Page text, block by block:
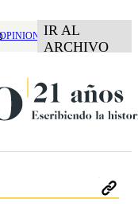
IR AL
ARCHIVO